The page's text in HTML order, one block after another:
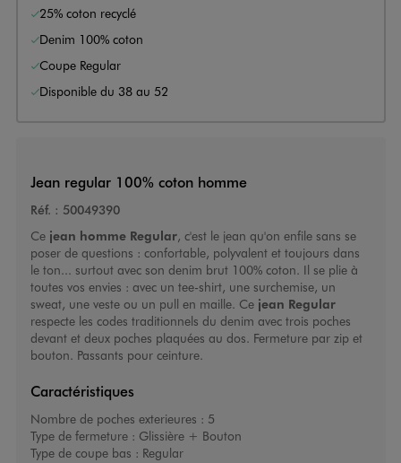
25% coton recyclé
Denim 100% coton
Coupe Regular
Disponible du 38 au 52
Jean regular 100% coton homme
Réf. : 50049390
Ce jean hommeRegular, c'est le jean qu'on enfile sans se
poser de questions : confortable, polyvalent et toujours dans
le ton... surtout avec son denim brut 100% coton. Il se plie à
toutes vos envies : avec un tee-shirt, une surchemise, un
sweat, une veste ou un pull en maille. Ce jean Regular
respecte les codes traditionnels du denim avec trois poches
devant et deux poches plaquées au dos. Fermeture par zip et
bouton. Passants pour ceinture.
Caractéristiques
Nombre de poches exterieures : 5
Type de fermeture : Glissière + Bouton
Type de coupe bas : Regular